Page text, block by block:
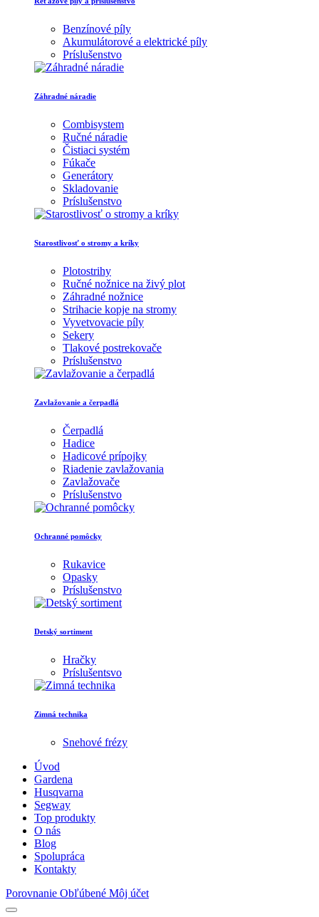
Benzínové píly
Akumulátorové a elektrické píly
Príslušenstvo
Záhradné náradie
Combisystem
Ručné náradie
Čistiaci systém
Fúkače
Generátory
Skladovanie
Príslušenstvo
Starostlivosť o stromy a kríky
Plotostrihy
Ručné nožnice na živý plot
Záhradné nožnice
Strihacie kopje na stromy
Vyvetvovacie píly
Sekery
Tlakové postrekovače
Príslušenstvo
Zavlažovanie a čerpadlá
Čerpadlá
Hadice
Hadicové prípojky
Riadenie zavlažovania
Zavlažovače
Príslušenstvo
Ochranné pomôcky
Rukavice
Opasky
Príslušenstvo
Detský sortiment
Hračky
Príslušentsvo
Zimná technika
Snehové frézy
Úvod
Gardena
Husqvarna
Segway
Top produkty
O nás
Blog
Spolupráca
Kontakty
Porovnanie Obľúbené Môj účet